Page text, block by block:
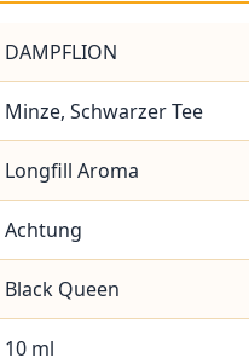
DAMPFLION
Minze, Schwarzer Tee
Longfill Aroma
Achtung
Black Queen
10 ml